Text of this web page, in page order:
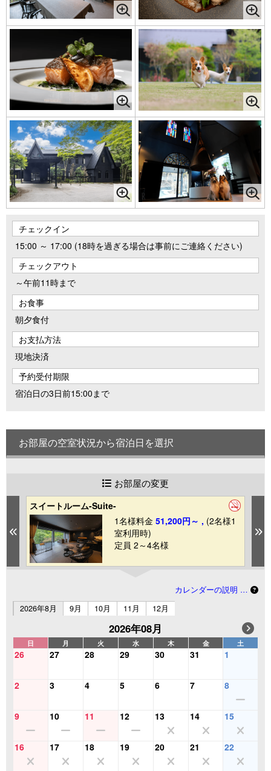
チェックイン
15:00 ～ 17:00 (18時を過ぎる場合は事前にご連絡ください)
チェックアウト
～午前11時まで
お食事
朝夕食付
お支払方法
現地決済
予約受付期限
宿泊日の3日前15:00まで
お部屋の空室状況から宿泊日を選択
お部屋の変更
Previous
スイートルーム-Suite-
1名様料金 51,200円～ , (2名様1
室利用時)
定員 2～4名様
カレンダーの説明 …
2026年8月
9月 10月 11月 12月
2026年08月
日 月 火 水 木 金 土
26 27 28 29 30 31 1
2 3 4 5 6 7 8
9 10 11 12 13 14 15
16 17 18 19 20 21 22